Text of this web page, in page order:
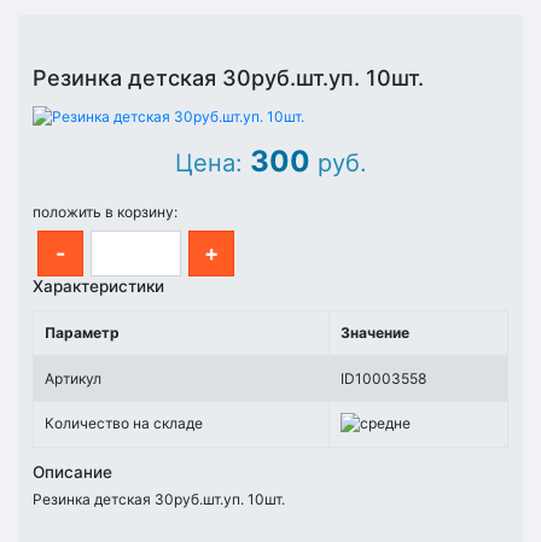
Резинка детская 30руб.шт.уп. 10шт.
Цена: 300 руб.
положить в корзину:
- +
Характеристики
Параметр Значение
Артикул ID10003558
Количество на складе
Описание
Резинка детская 30руб.шт.уп. 10шт.